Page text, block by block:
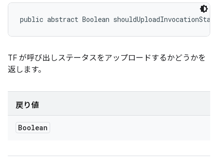
public abstract Boolean
TF が呼び出しステータスをアップロードするかどうかを
返します。
戻り値
Boolean